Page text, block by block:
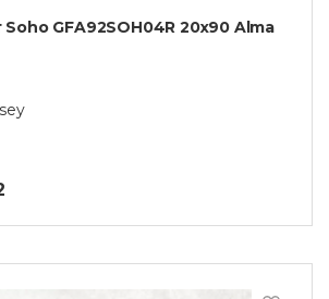
GFA92SOH04R 20х90 Alma